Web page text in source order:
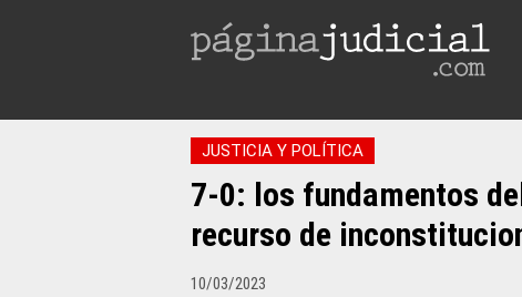
JUSTICIA Y POLÍTICA
7-0: los fundamentos
recurso de
10/03/2023